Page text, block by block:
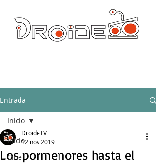
Entrada
Inicio
Cine
Inicio
Los pormenores hasta el
DroideTV
12 nov 2019